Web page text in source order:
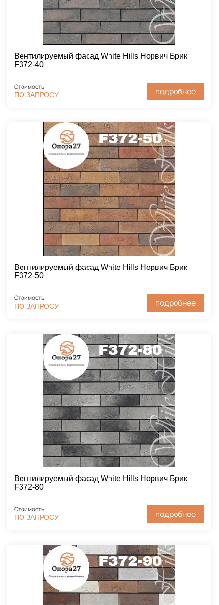
Вентилируемый фасад White Hills Норвич Брик
F372-40
Стоимость
ПО ЗАПРОСУ
подробнее
Вентилируемый фасад White Hills Норвич Брик
F372-50
Стоимость
ПО ЗАПРОСУ
подробнее
Вентилируемый фасад White Hills Норвич Брик
F372-80
Стоимость
ПО ЗАПРОСУ
подробнее